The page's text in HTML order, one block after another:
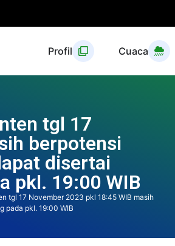
Profil Cuaca
tgl 17
berpotensi
disertai
pkl. 19:00 WIB
tgl 17 November 2023 pkl 18:45 WIB masih
pada pkl. 19:00 WIB